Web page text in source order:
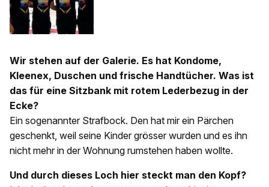
Wir stehen auf der Galerie. Es hat Kondome,
Kleenex, Duschen und frische Handtücher. Was ist
das für eine Sitzbank mit rotem Lederbezug in der
Ecke?
Ein sogenannter Strafbock. Den hat mir ein Pärchen
geschenkt, weil seine Kinder grösser wurden und es ihn
nicht mehr in der Wohnung rumstehen haben wollte.
Und durch dieses Loch hier steckt man den Kopf?